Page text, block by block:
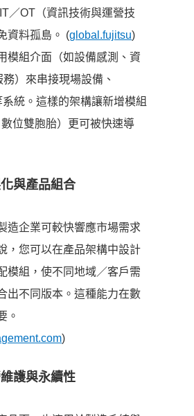
／OT（資訊技術與運營技
資料孤島。 (global.fujitsu)
模組介面（如設備感測、資
）來串接現場設備、
統。這樣的架構讓新增模組
數位雙胞胎）更可被快速導
與產品組合
造企業可較快響應市場需求
，您可以在產品架構中設計
模組，使不同地域／客戶需
出不同版本。這種能力在數
。
)
護與永續性